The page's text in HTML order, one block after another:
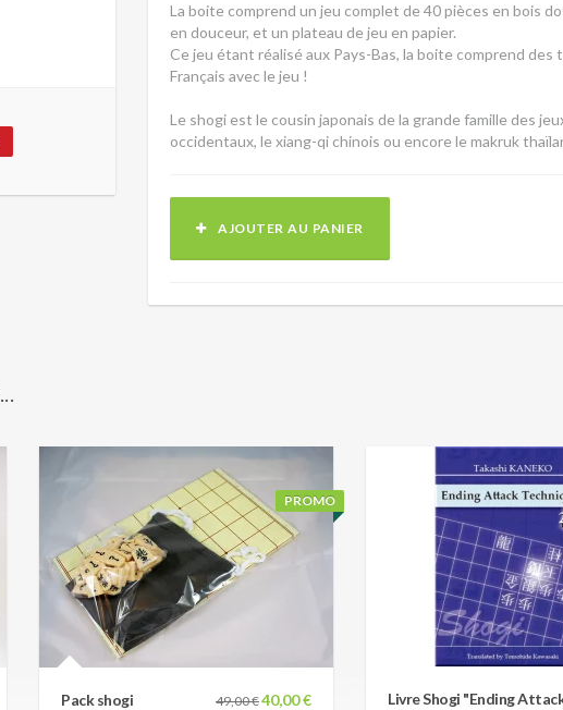
La boite comprend un jeu complet de 40 pièces en bois
en douceur, et un plateau de jeu en papier.
Ce jeu étant réalisé aux Pays-Bas, la boite comprend
Français avec le jeu !
Le shogi est le cousin japonais de la grande famille des
occidentaux, le xiang-qi chinois ou encore le makruk
AJOUTER AU PANIER
PROMO
49,00 €40,00 €
Pack shogi
Livre Shogi "Ending